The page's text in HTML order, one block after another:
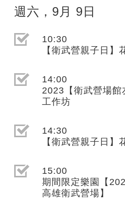
週六 ， 9月 9日
選取節目(未勾選)
10:30
【衛武營親子日】
選取節目(未勾選)
14:00
2023【衛武營場館
工作坊
選取節目(未勾選)
14:30
【衛武營親子日】
選取節目(未勾選)
15:00
期間限定樂園【
高雄衛武營場】